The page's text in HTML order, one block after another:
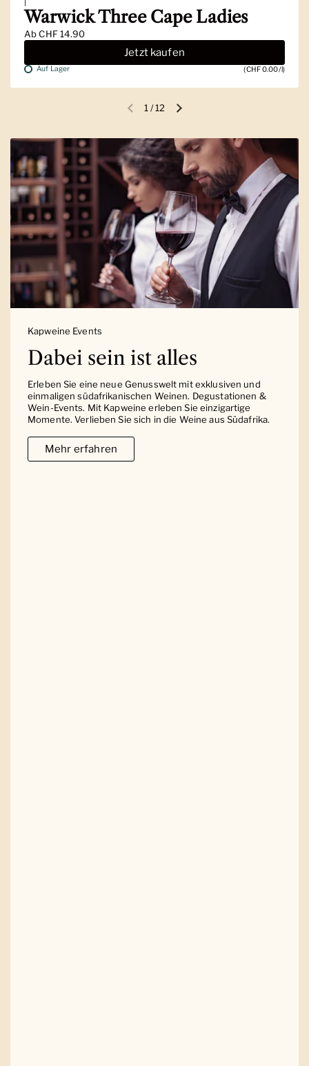
Warwick Three Cape Ladies
AbCHF 14.90
Jetzt kaufen
Auf Lager (CHF 0.00/l)
Vorherige FolieNächste Folie
1/12
Kapweine Events
Dabei sein ist alles
Erleben Sie eine neue Genusswelt mit exklusiven und
einmaligen südafrikanischen Weinen. Degustationen &
Wein-Events. Mit Kapweine erleben Sie einzigartige
Momente. Verlieben Sie sich in die Weine aus Südafrika.
Mehr erfahren